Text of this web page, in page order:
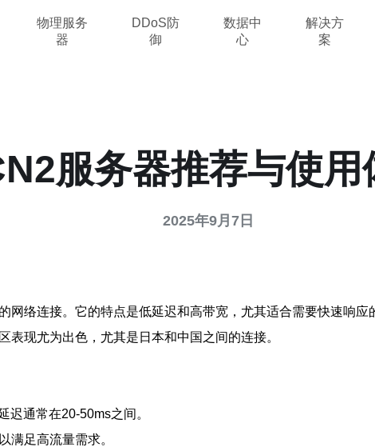
物理服务
器
DDoS防
御
数据中
心
解决方
案
服务器推荐与使
2025年9月7日
网络连接。它的特点是低延迟和高带宽，尤其适合需要快速响
现尤为出色，尤其是日本和中国之间的连接。
迟通常在20-50ms之间。
满足高流量需求。